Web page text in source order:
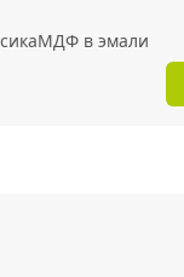
МДФ в эмали